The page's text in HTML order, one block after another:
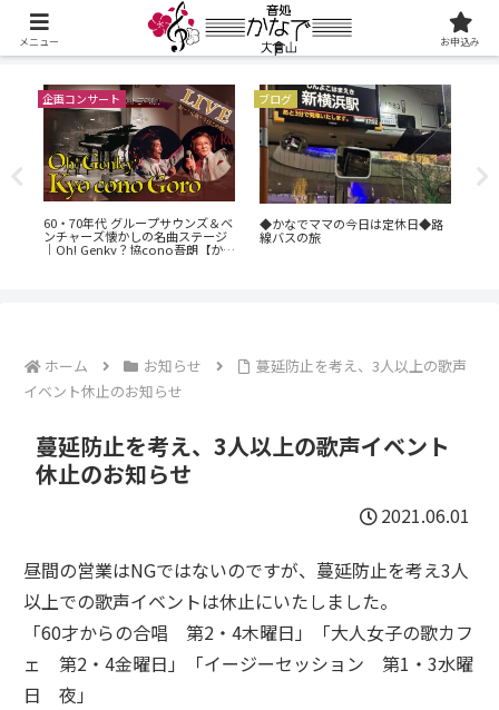
企画コンサート
60・70年代 グループサウンズ＆ベ
ンチャーズ懐かしの名曲ステージ
｜Oh! Genky？協cono吾朗【かな
ブログ
◆かなでママの今日は定休日◆路
線バスの旅
ホーム お知らせ
蔓延防止を考え、3人以上の歌声
イベント休止のお知らせ
蔓延防止を考え、3人以上の歌声イベント
休止のお知らせ
2021.06.01
昼間の営業はNGではないのですが、蔓延防止を考え3人
以上での歌声イベントは休止にいたしました。
「60才からの合唱 第2・4木曜日」「大人女子の歌カフ
ェ 第2・4金曜日」「イージーセッション 第1・3水曜
日 夜」
メニュー お申込み